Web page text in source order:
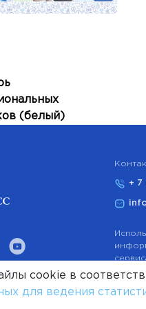
(белый)
+ 7
Авилумcookie в
для ведения